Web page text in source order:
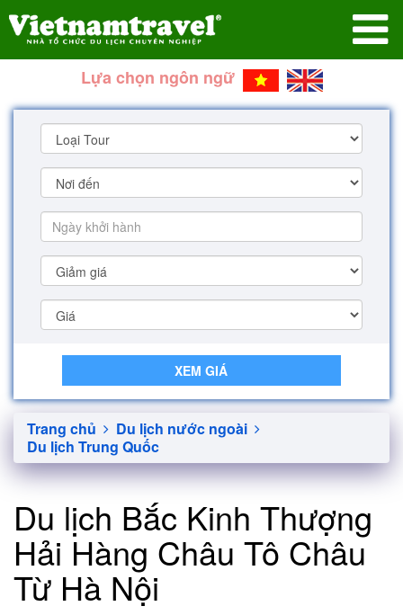
Lựa chọn ngôn ngữ
XEM GIÁ
Trang chủ
Du lịch nước ngoài
Du lịch Trung Quốc
Du lịch Bắc Kinh Thượng
Hải Hàng Châu Tô Châu
Từ Hà Nội